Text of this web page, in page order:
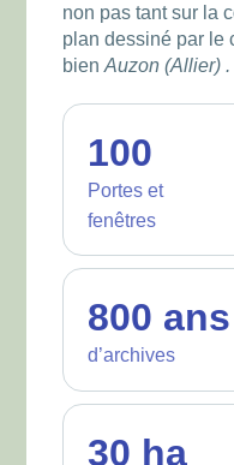
non pas tant sur la
plan dessiné par le
bien Auzon (Allier) .
100
Portes et
fenêtres
800 ans
d’archives
30 ha